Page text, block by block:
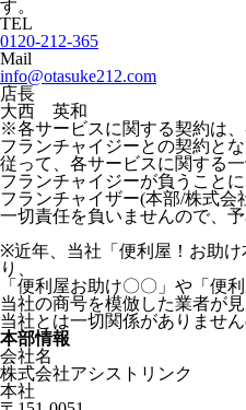
す。
TEL
0120-212-365
Mail
info@otasuke212.com
店長
大西 英和
※各サービスに関する契約は
フランチャイジーとの契約とな
従って、各サービスに関する一
フランチャイジーが負うことに
フランチャイザー(本部/株式会
一切責任を負いませんので、予
※近年、当社「便利屋！お助
り、
「便利屋お助け〇〇」や「便
当社の商号を模倣した業者が見
当社とは一切関係がありませ
本部情報
会社名
株式会社アシストリンク
本社